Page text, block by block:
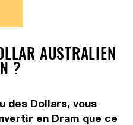
AUSTRALIEN
?
des Dollars, vous
en Dram que ce